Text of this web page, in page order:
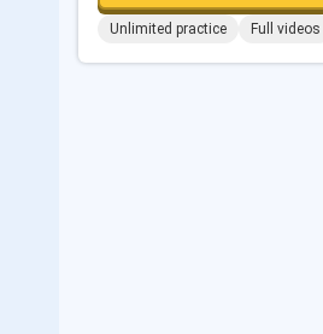
Unlimited practice Full videos